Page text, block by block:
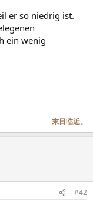
er so niedrig ist.
ein wenig
末日临近。
#42